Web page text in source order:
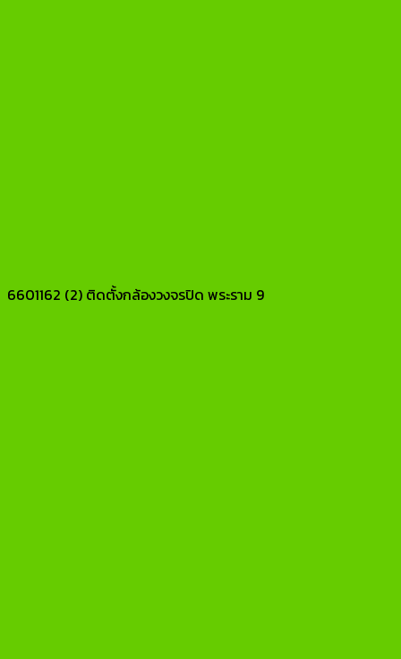
6601162 (2) ติดตั้งกล้องวงจรปิด พระราม 9